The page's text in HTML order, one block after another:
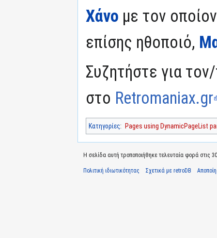
Χάνο με τον
επίσης ηθοποιό,
Συζητήστε για
στο Retromaniax.gr
Κατηγορίες: Pages using DynamicPageList
Η σελίδα αυτή τροποποιήθηκε τελευταία φορά στις
Πολιτική ιδιωτικότητας Σχετικά με retroDB